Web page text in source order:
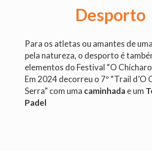
Desporto
Para os atletas ou amantes de
pela natureza, o desporto é
elementos do Festival “O Chícharo
Em 2024 decorreu o 7º “Trail d’O
Serra” com uma caminhadae um
Padel